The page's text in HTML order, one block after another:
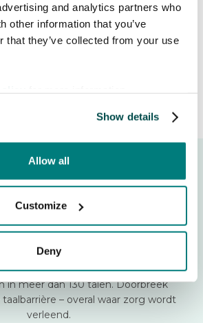
and analytics partners who
other information that you’ve
that they’ve collected from your use
Show details
Allow all
Customize
Deny
January 29, 2025
Care to Translate is een vertrouwde
zorgverleners helpt veilig te
in meer dan 130 talen. Doorbreek
– overal waar zorg wordt
verleend.